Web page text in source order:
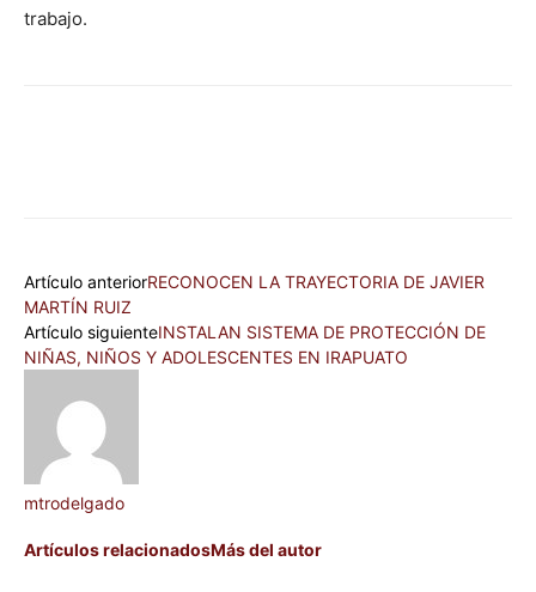
trabajo.
Artículo anteriorRECONOCEN LA TRAYECTORIA DE JAVIER
MARTÍN RUIZ
Artículo siguienteINSTALAN SISTEMA DE PROTECCIÓN DE
NIÑAS, NIÑOS Y ADOLESCENTES EN IRAPUATO
mtrodelgado
Artículos relacionadosMás del autor